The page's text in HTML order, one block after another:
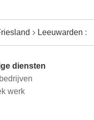
Leeuwarden
diensten
werk